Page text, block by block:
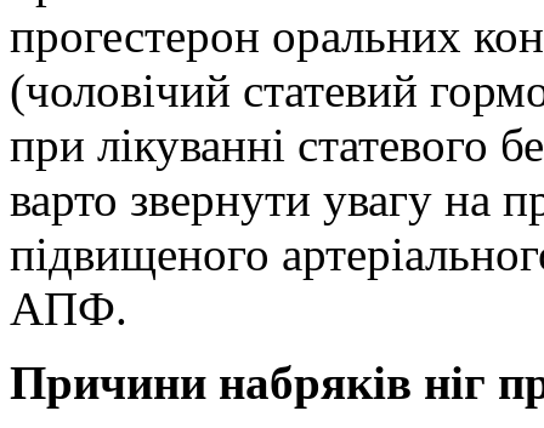
прогестерон оральних
(чоловічий статевий
при лікуванні статевого
варто звернути увагу на
підвищеного
АПФ.
Причини набряків ніг